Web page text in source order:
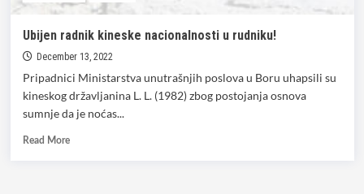
Ubijen radnik kineske nacionalnosti u rudniku!
December 13, 2022
Pripadnici Ministarstva unutrašnjih poslova u Boru uhapsili su
kineskog državljanina L. L. (1982) zbog postojanja osnova
sumnje da je noćas...
Read MoreRead